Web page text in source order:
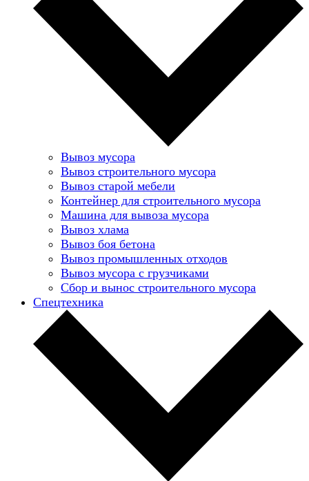
Вывоз мусора
Вывоз строительного мусора
Вывоз старой мебели
Контейнер для строительного мусора
Машина для вывоза мусора
Вывоз хлама
Вывоз боя бетона
Вывоз промышленных отходов
Вывоз мусора с грузчиками
Сбор и вынос строительного мусора
Спецтехника